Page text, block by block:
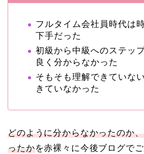
フルタイム会社員時代は
下手だった
初級から中級へのステッ
良く分からなかった
そもそも理解できていな
きていなかった
どのように分からなかったのか
ったかを赤裸々に今後ブログで